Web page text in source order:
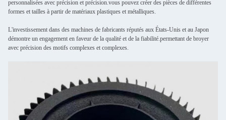
personnalisées avec précision et précision.vous pouvez créer des pièces de différentes
formes et tailles à partir de matériaux plastiques et métalliques.
L'investissement dans des machines de fabricants réputés aux États-Unis et au Japon
démontre un engagement en faveur de la qualité et de la fiabilité.permettant de broyer
avec précision des motifs complexes et complexes.